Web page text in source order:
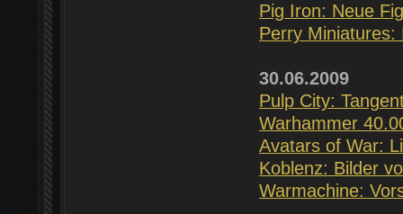
Pig Iron: Neue
Perry Miniatures:
30.06.2009
Pulp City:
Warhammer
Avatars of War:
Koblenz: Bilder
Warmachine: